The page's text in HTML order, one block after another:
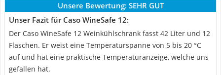
Unsere Bewertung: SEHR GUT
Unser Fazit für Caso WineSafe 12:
Der Caso WineSafe 12 Weinkühlschrank fasst 42 Liter und 12
Flaschen. Er weist eine Temperaturspanne von 5 bis 20 °C
auf und hat eine praktische Temperaturanzeige, welche uns
gefallen hat.